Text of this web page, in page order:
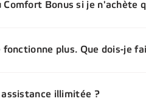
Comfort Bonus si je n'achète
fonctionne plus. Que dois-je
illimitée ?